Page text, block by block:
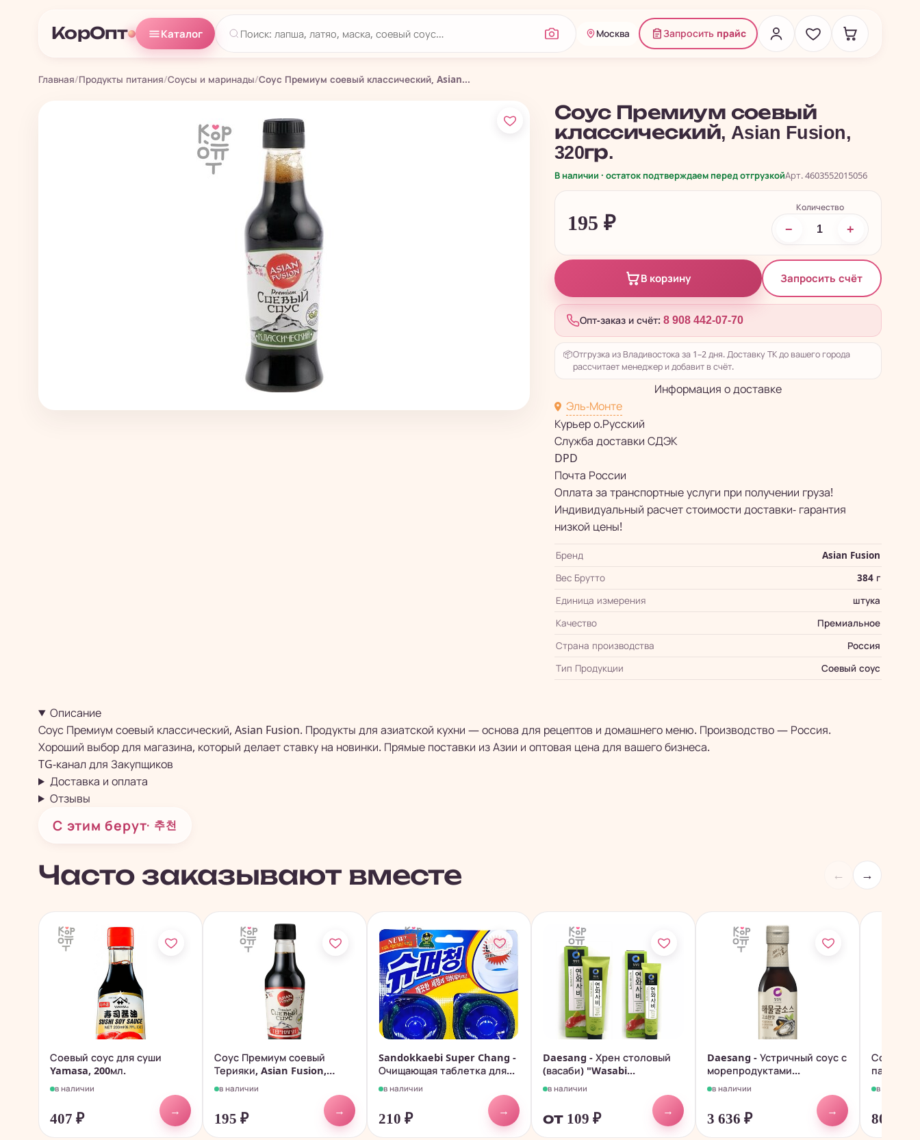
КорОпт Каталог Москва Запросить прайс
Главная/Продукты питания/Соусы и маринады/Соус Премиум соевый классический, Asian...
Соус Премиум соевый
классический, Asian Fusion,
320гр.
В наличии · остаток подтверждаем перед отгрузкойАрт. 4603552015056
195 ₽
Количество
− +
В корзину Запросить счёт
Опт-заказ и счёт: 8 908 442-07-70
📦Отгрузка из Владивостока за 1–2 дня. Доставку ТК до вашего города
рассчитает менеджер и добавит в счёт.
Информация о доставке
Эль-Монте
Курьер о.Русский
Служба доставки СДЭК
DPD
Почта России
Оплата за транспортные услуги при получении груза!
Индивидуальный расчет стоимости доставки- гарантия
низкой цены!
Бренд
Asian Fusion
Вес Брутто
384 г
Единица измерения
штука
Качество
Премиальное
Страна производства
Россия
Тип Продукции
Соевый соус
Описание
Соус Премиум соевый классический, Asian Fusion. Продукты для азиатской кухни — основа для рецептов и домашнего меню. Производство — Россия.
Хороший выбор для магазина, который делает ставку на новинки. Прямые поставки из Азии и оптовая цена для вашего бизнеса.
TG-канал для Закупщиков
Доставка и оплата
Отзывы
С этим берут· 추천
Часто заказывают вместе ← →
Соевый соус для суши
Yamasa, 200мл.
в наличии
407 ₽
→
Соус Премиум соевый
Терияки, Asian Fusion,
330гр.
в наличии
195 ₽
→
Sandokkaebi Super Chang -
Очищающая таблетка для...
в наличии
210 ₽
→
Daesang - Хрен столовый
(васаби) "Wasabi...
в наличии
от 109 ₽
→
Daesang - Устричный соус с
морепродуктами...
в наличии
3 636 ₽
→
Соус с
в наличии
807